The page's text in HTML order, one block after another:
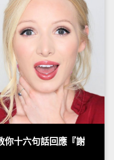
你十六句話回應『謝